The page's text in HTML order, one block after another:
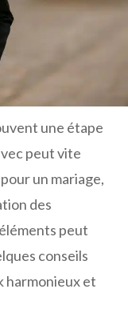
une étape
peut vite
un mariage,
des
peut
conseils
harmonieux et